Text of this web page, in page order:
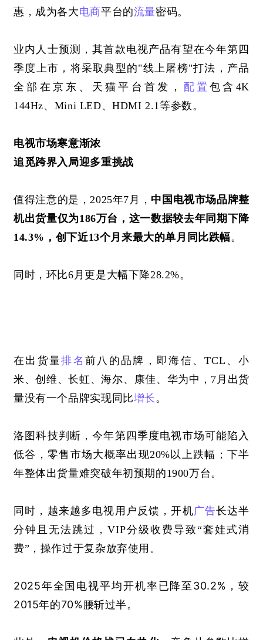
惠，成为各大电商平台的流量密码。
业内人士预测，其首款电视产品有望在今年第四
季度上市，将采取典型的"线上屠榜"打法，产品
全部在京东、天猫平台首发， 配置包含4K
144Hz、Mini LED、HDMI 2.1等参数。
电视市场寒意渐浓
追觅跨界入局迎多重挑战
值得注意的是，2025年7月， 中国电视市场品牌整
机出货量仅为186万台，这一数据较去年同期下降
14.3%，创下近13个月来最大的单月同比跌幅。
同时，环比6月更是大幅下降28.2%。
在出货量排名前八的品牌，即海信、TCL、小
米、创维、长虹、海尔、康佳、华为中，7月出货
量没有一个品牌实现同比增长。
洛图科技判断，今年第四季度电视市场可能陷入
低谷，零售市场大概率出现20%以上跌幅；下半
年整体出货量难突破年初预期的1900万台。
同时， 越来越多电视用户 反馈，开机广告长达半
分钟且无法跳过，VIP分级收费导致“套娃式消
费”，操作过于复杂放弃使用 。
2025年全国电视平均开机率已 降至 30.2%，较
2015年的70%腰斩过半。